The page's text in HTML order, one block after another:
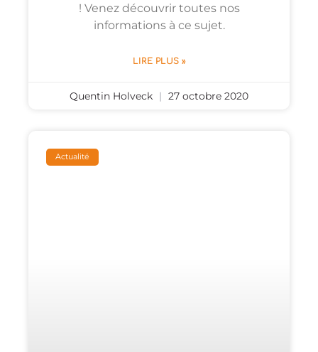
! Venez découvrir toutes nos
informations à ce sujet.
LIRE PLUS »
Quentin Holveck 27 octobre 2020
Actualité